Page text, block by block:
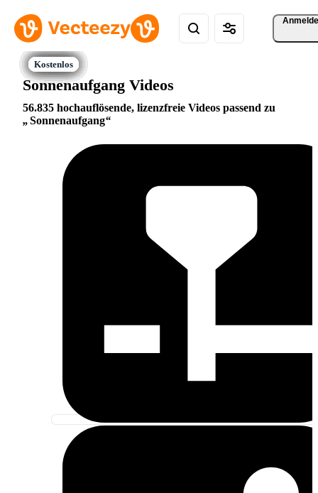
Sonnenaufgang Videos
56.835 hochauflösende, lizenzfreie Videos passend zu
Sonnenaufgang